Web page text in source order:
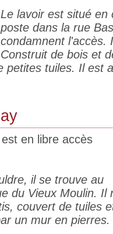
Le lavoir est situé en
poste dans la rue
condamnent l'accès.
Construit de bois et
petites tuiles. Il est
est en libre accès
il se trouve au
du Vieux Moulin. Il
couvert de tuiles
un mur en pierres.